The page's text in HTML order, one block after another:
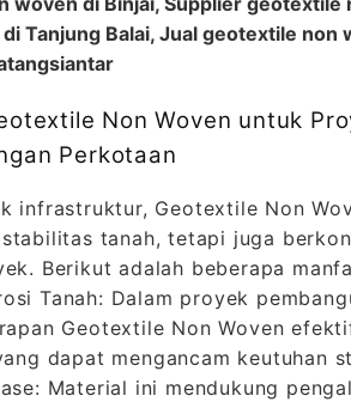
Tanjung Balai, Jual geotextile non
Non Woven untuk
Perkotaan
infrastruktur, Geotextile Non
tanah, tetapi juga
Berikut adalah beberapa
Tanah: Dalam proyek
Geotextile Non Woven
dapat mengancam keutuhan
Material ini mendukung